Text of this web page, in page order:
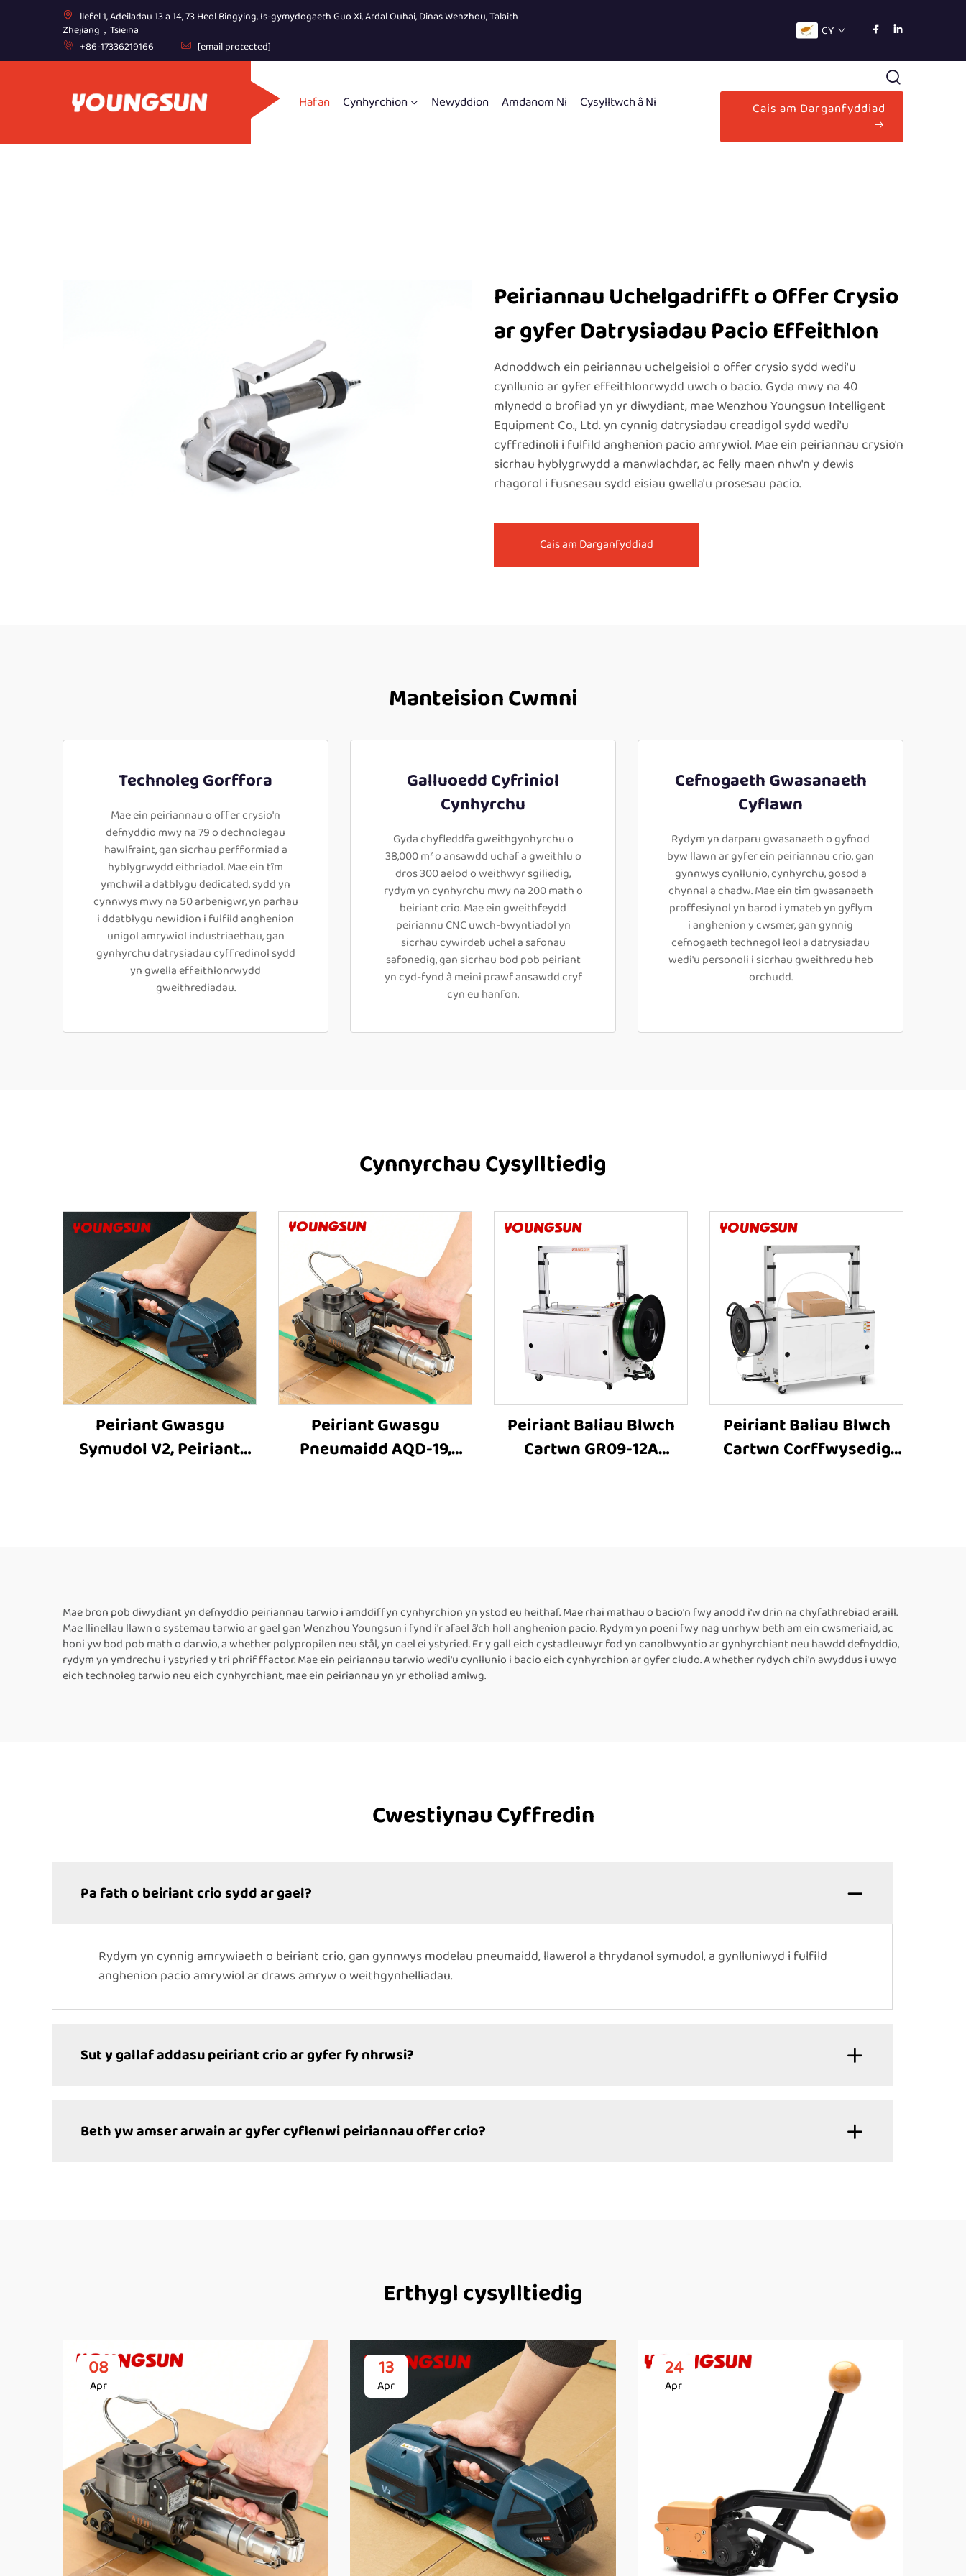
llefel 1, Adeiladau 13 a 14, 73 Heol Bingying, Is-gymydogaeth Guo Xi, Ardal Ouhai, Dinas Wenzhou, Talaith
Zhejiang，Tsieina
+86-17336219166
[email protected]
CY
Hafan Cynhyrchion Newyddion Amdanom Ni Cysylltwch â Ni Cais am Darganfyddiad
Peiriannau Uchelgadrifft o Offer Crysio
ar gyfer Datrysiadau Pacio Effeithlon
Adnoddwch ein peiriannau uchelgeisiol o offer crysio sydd wedi'u
cynllunio ar gyfer effeithlonrwydd uwch o bacio. Gyda mwy na 40
mlynedd o brofiad yn yr diwydiant, mae Wenzhou Youngsun Intelligent
Equipment Co., Ltd. yn cynnig datrysiadau creadigol sydd wedi'u
cyffredinoli i fulfild anghenion pacio amrywiol. Mae ein peiriannau crysio'n
sicrhau hyblygrwydd a manwlachdar, ac felly maen nhw'n y dewis
rhagorol i fusnesau sydd eisiau gwella'u prosesau pacio.
Cais am Darganfyddiad
Manteision Cwmni
Technoleg Gorffora
Mae ein peiriannau o offer crysio'n
defnyddio mwy na 79 o dechnolegau
hawlfraint, gan sicrhau perfformiad a
hyblygrwydd eithriadol. Mae ein tîm
ymchwil a datblygu dedicated, sydd yn
cynnwys mwy na 50 arbenigwr, yn parhau
i ddatblygu newidion i fulfild anghenion
unigol amrywiol industriaethau, gan
gynhyrchu datrysiadau cyffredinol sydd
yn gwella effeithlonrwydd
gweithrediadau.
Galluoedd Cyfriniol
Cynhyrchu
Gyda chyfleddfa gweithgynhyrchu o
38,000 m² o ansawdd uchaf a gweithlu o
dros 300 aelod o weithwyr sgiliedig,
rydym yn cynhyrchu mwy na 200 math o
beiriant crio. Mae ein gweithfeydd
peiriannu CNC uwch-bwyntiadol yn
sicrhau cywirdeb uchel a safonau
safonedig, gan sicrhau bod pob peiriant
yn cyd-fynd â meini prawf ansawdd cryf
cyn eu hanfon.
Cefnogaeth Gwasanaeth
Cyflawn
Rydym yn darparu gwasanaeth o gyfnod
byw llawn ar gyfer ein peiriannau crio, gan
gynnwys cynllunio, cynhyrchu, gosod a
chynnal a chadw. Mae ein tîm gwasanaeth
proffesiynol yn barod i ymateb yn gyflym
i anghenion y cwsmer, gan gynnig
cefnogaeth technegol leol a datrysiadau
wedi'u personoli i sicrhau gweithredu heb
orchudd.
Cynnyrchau Cysylltiedig
Peiriant Gwasgu
Symudol V2, Peiriant
Peiriant Gwasgu
Pneumaidd AQD-19,
Peiriant Baliau Blwch
Cartwn GR09-12A
Peiriant Baliau Blwch
Cartwn Corffwysedig
Mae bron pob diwydiant yn defnyddio peiriannau tarwio i amddiffyn cynhyrchion yn ystod eu heithaf. Mae rhai mathau o bacio'n fwy anodd i'w drin na chyfathrebiad eraill.
Mae llinellau llawn o systemau tarwio ar gael gan Wenzhou Youngsun i fynd i'r afael â'ch holl anghenion pacio. Rydym yn poeni fwy nag unrhyw beth am ein cwsmeriaid, ac
honi yw bod pob math o darwio, a whether polypropilen neu stål, yn cael ei ystyried. Er y gall eich cystadleuwyr fod yn canolbwyntio ar gynhyrchiant neu hawdd defnyddio,
rydym yn ymdrechu i ystyried y tri phrif ffactor. Mae ein peiriannau tarwio wedi'u cynllunio i bacio eich cynhyrchion ar gyfer cludo. A whether rydych chi'n awyddus i uwyo
eich technoleg tarwio neu eich cynhyrchiant, mae ein peiriannau yn yr etholiad amlwg.
Cwestiynau Cyffredin
Pa fath o beiriant crio sydd ar gael?
Rydym yn cynnig amrywiaeth o beiriant crio, gan gynnwys modelau pneumaidd, llawerol a thrydanol symudol, a gynlluniwyd i fulfild
anghenion pacio amrywiol ar draws amryw o weithgynhelliadau.
Sut y gallaf addasu peiriant crio ar gyfer fy nhrwsi?
Beth yw amser arwain ar gyfer cyflenwi peiriannau offer crio?
Erthygl cysylltiedig
08
Apr
13
Apr
24
Apr